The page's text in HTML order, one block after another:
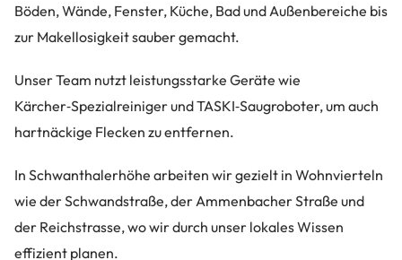
Böden, Wände, Fenster, Küche, Bad und Außenbereiche bis
zur Makellosigkeit sauber gemacht.
Unser Team nutzt leistungsstarke Geräte wie
Kärcher‑Spezialreiniger und TASKI‑Saugroboter, um auch
hartnäckige Flecken zu entfernen.
In Schwanthalerhöhe arbeiten wir gezielt in Wohnvierteln
wie der Schwandstraße, der Ammenbacher Straße und
der Reichstrasse, wo wir durch unser lokales Wissen
effizient planen.